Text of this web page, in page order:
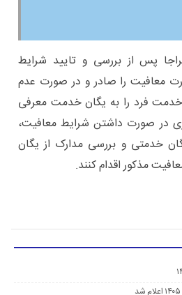
پس از بررسی و تایید شرایط
معافیت را صادر و در صورت عدم
فرد را به یگان خدمت معرفی
در صورت داشتن شرایط معافیت،
خدمتی و بررسی مدارک از یگان
مذکور اقدام کنند.